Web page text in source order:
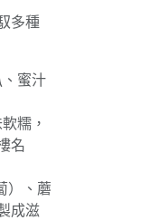
多種
蜜汁
糯，
名
）、蘑
成滋